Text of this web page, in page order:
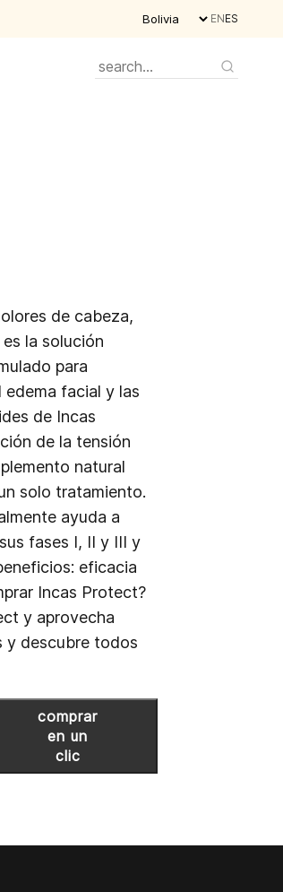
ENES
de cabeza,
la solución
para
facial y las
de Incas
de la tensión
natural
solo tratamiento.
ayuda a
fases I, II y III y
eficacia
Incas Protect?
y aprovecha
y descubre todos
comprar
en un
clic